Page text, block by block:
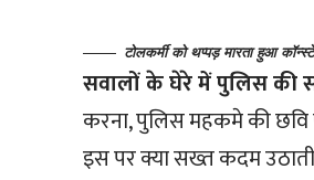
टोलकर्मी को थप्पड़ मारता हुआ
सवालों के घेरे में पुलिस की
करना, पुलिस महकमे की
इस पर क्या सख्त कदम